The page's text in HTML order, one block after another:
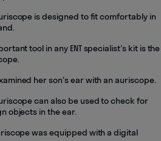
is designed to fit comfortably in
tool in any ENT specialist's kit is the
her son's ear with an auriscope.
can also be used to check for
objects in the ear.
was equipped with a digital